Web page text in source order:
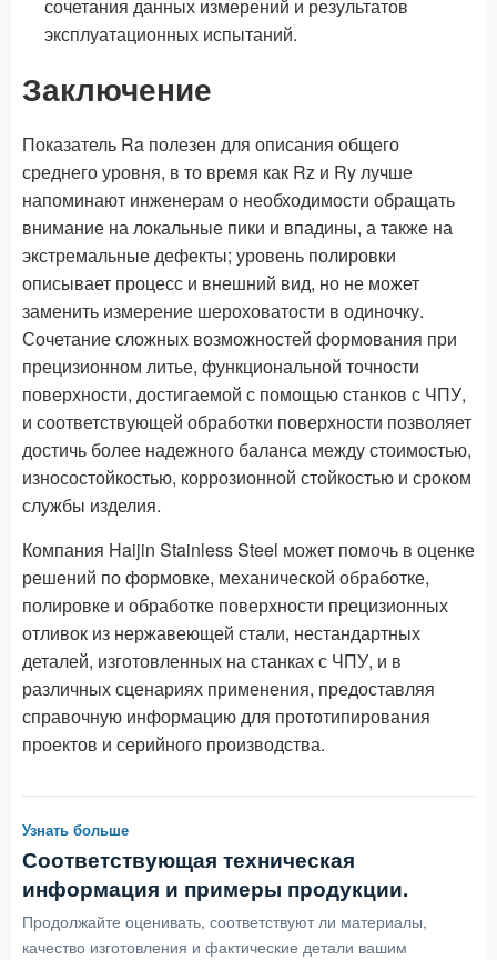
сочетания данных измерений и результатов
эксплуатационных испытаний.
Заключение
Показатель Ra полезен для описания общего
среднего уровня, в то время как Rz и Ry лучше
напоминают инженерам о необходимости обращать
внимание на локальные пики и впадины, а также на
экстремальные дефекты; уровень полировки
описывает процесс и внешний вид, но не может
заменить измерение шероховатости в одиночку.
Сочетание сложных возможностей формования при
прецизионном литье, функциональной точности
поверхности, достигаемой с помощью станков с ЧПУ,
и соответствующей обработки поверхности позволяет
достичь более надежного баланса между стоимостью,
износостойкостью, коррозионной стойкостью и сроком
службы изделия.
Компания Haijin Stainless Steel может помочь в оценке
решений по формовке, механической обработке,
полировке и обработке поверхности прецизионных
отливок из нержавеющей стали, нестандартных
деталей, изготовленных на станках с ЧПУ, и в
различных сценариях применения, предоставляя
справочную информацию для прототипирования
проектов и серийного производства.
Узнать больше
Соответствующая техническая
информация и примеры продукции.
Продолжайте оценивать, соответствуют ли материалы,
качество изготовления и фактические детали вашим